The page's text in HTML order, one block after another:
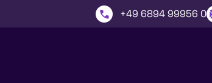
+49 6894 99956 0